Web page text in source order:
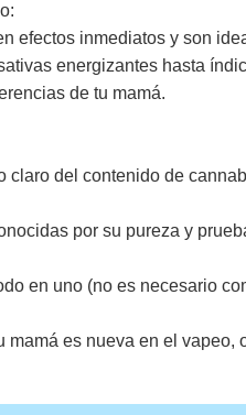
efectos inmediatos y son
energizantes hasta
de tu mamá.
claro del contenido de
por su pureza y
en uno (no es necesario
mamá es nueva en el